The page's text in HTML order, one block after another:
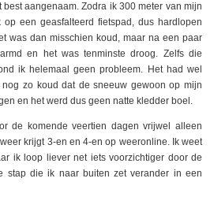
aangenaam. Zodra ik 300 meter van mijn
een geasfalteerd fietspad, dus hardlopen
was dan misschien koud, maar na een paar
en het was tenminste droog. Zelfs die
ik helemaal geen probleem. Het had wel
zo koud dat de sneeuw gewoon op mijn
en het werd dus geen natte kledder boel.
de komende veertien dagen vrijwel alleen
krijgt 3-en en 4-en op weeronline. Ik weet
ik loop liever net iets voorzichtiger door de
stap die ik naar buiten zet verander in een